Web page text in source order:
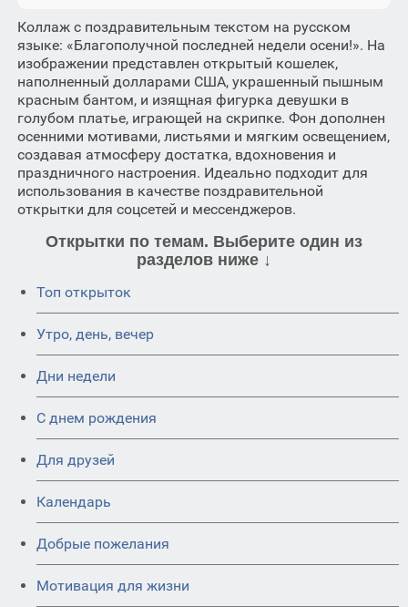
Коллаж с поздравительным текстом на русском
языке: «Благополучной последней недели осени!». На
изображении представлен открытый кошелек,
наполненный долларами США, украшенный пышным
красным бантом, и изящная фигурка девушки в
голубом платье, играющей на скрипке. Фон дополнен
осенними мотивами, листьями и мягким освещением,
создавая атмосферу достатка, вдохновения и
праздничного настроения. Идеально подходит для
использования в качестве поздравительной
открытки для соцсетей и мессенджеров.
Открытки по темам. Выберите один из
разделов ниже ↓
Топ открыток
Утро, день, вечер
Дни недели
C днем рождения
Для друзей
Календарь
Добрые пожелания
Мотивация для жизни